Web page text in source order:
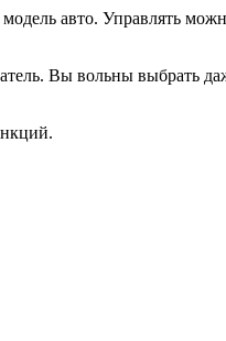
авто. Управлять
Вы вольны выбрать